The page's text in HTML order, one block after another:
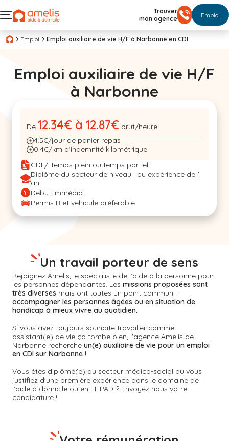
Trouver
mon agence
Emploi
Emploi Emploi auxiliaire de vie H/F à Narbonne en CDI
Emploi auxiliaire de vie H/F
à Narbonne
De 12.34€ à 12.87€ brut/heure
4.5€/jour de panier repas
0.4€/km d’indemnité kilométrique
CDI / Temps plein ou temps partiel
Diplôme du secteur de niveau I ou expérience de 1
an
Début immédiat
Permis B et véhicule préférable
Rejoignez Amelis, le spécialiste de l'aide à la personne pour
les personnes dépendantes. Les missions proposées sont
très diverses mais ont toutes un point commun :
accompagner les personnes âgées ou en situation de
handicap à mieux vivre au quotidien.
Si vous avez toujours souhaité travailler comme
assistant(e) de vie ça tombe bien, l'agence Amelis de
Narbonne recherche un(e) auxiliaire de vie pour un emploi
en CDI sur Narbonne !
Vous êtes diplômé(e) du secteur médico-social ou vous
justifiez d'une première expérience dans le domaine de
l'aide à domicile ou en EHPAD ? Envoyez nous votre
candidature !
Un travail porteur de sens